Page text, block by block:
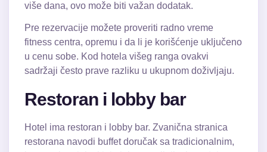
više dana, ovo može biti važan dodatak.
Pre rezervacije možete proveriti radno vreme
fitness centra, opremu i da li je korišćenje uključeno
u cenu sobe. Kod hotela višeg ranga ovakvi
sadržaji često prave razliku u ukupnom doživljaju.
Restoran i lobby bar
Hotel ima restoran i lobby bar. Zvanična stranica
restorana navodi buffet doručak sa tradicionalnim,